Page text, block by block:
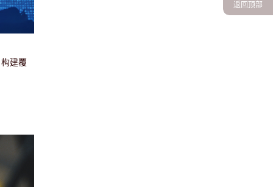
建覆
返回顶部